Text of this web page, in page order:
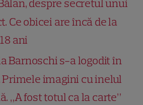
despre secretul unui
Ce obicei are încă de la
ani
Barnoschi s-a logodit în
imagini cu inelul
„A fost totul ca la carte”